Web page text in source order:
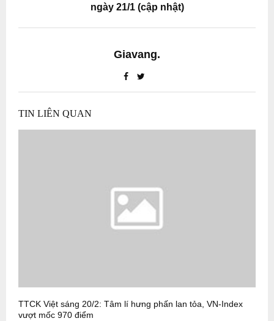
ngày 21/1 (cập nhật)
Giavang.
TIN LIÊN QUAN
TTCK Việt sáng 20/2: Tâm lí hưng phấn lan tỏa, VN-Index
vượt mốc 970 điểm